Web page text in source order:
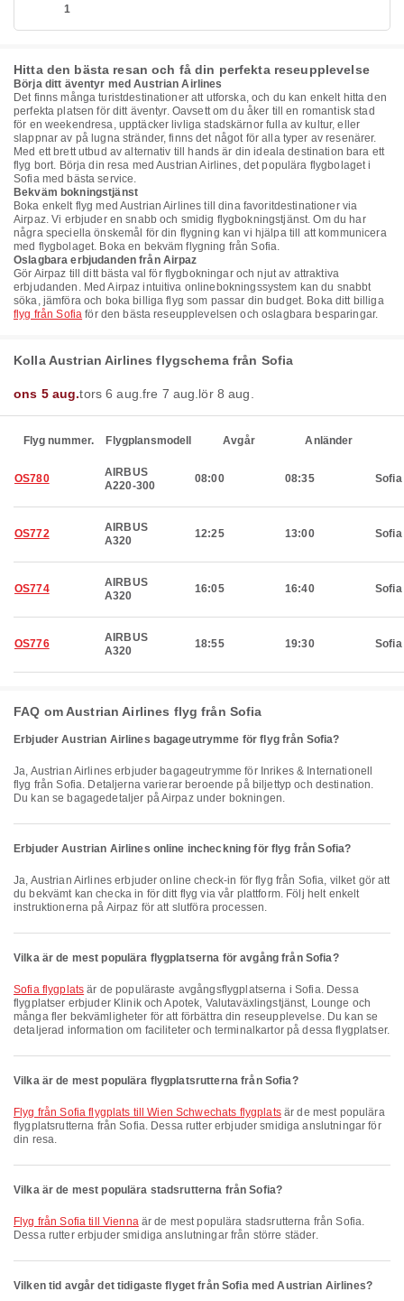
1
Hitta den bästa resan och få din perfekta reseupplevelse
Börja ditt äventyr med Austrian Airlines
Det finns många turistdestinationer att utforska, och du kan enkelt hitta den
perfekta platsen för ditt äventyr. Oavsett om du åker till en romantisk stad
för en weekendresa, upptäcker livliga stadskärnor fulla av kultur, eller
slappnar av på lugna stränder, finns det något för alla typer av resenärer.
Med ett brett utbud av alternativ till hands är din ideala destination bara ett
flyg bort. Börja din resa med Austrian Airlines, det populära flygbolaget i
Sofia med bästa service.
Bekväm bokningstjänst
Boka enkelt flyg med Austrian Airlines till dina favoritdestinationer via
Airpaz. Vi erbjuder en snabb och smidig flygbokningstjänst. Om du har
några speciella önskemål för din flygning kan vi hjälpa till att kommunicera
med flygbolaget. Boka en bekväm flygning från Sofia.
Oslagbara erbjudanden från Airpaz
Gör Airpaz till ditt bästa val för flygbokningar och njut av attraktiva
erbjudanden. Med Airpaz intuitiva onlinebokningssystem kan du snabbt
söka, jämföra och boka billiga flyg som passar din budget. Boka ditt billiga
flyg från Sofia för den bästa reseupplevelsen och oslagbara besparingar.
Kolla Austrian Airlines flygschema från Sofia
ons 5 aug.tors 6 aug. fre 7 aug. lör 8 aug.
Flyg nummer. Flygplansmodell Avgår Anländer
OS780
AIRBUS
A220-300
08:00 08:35 Sofia
OS772
AIRBUS
A320
12:25 13:00 Sofia
OS774
AIRBUS
A320
16:05 16:40 Sofia
OS776
AIRBUS
A320
18:55 19:30 Sofia
FAQ om Austrian Airlines flyg från Sofia
Erbjuder Austrian Airlines bagageutrymme för flyg från Sofia?
Ja, Austrian Airlines erbjuder bagageutrymme för Inrikes & Internationell
flyg från Sofia. Detaljerna varierar beroende på biljettyp och destination.
Du kan se bagagedetaljer på Airpaz under bokningen.
Erbjuder Austrian Airlines online incheckning för flyg från Sofia?
Ja, Austrian Airlines erbjuder online check-in för flyg från Sofia, vilket gör att
du bekvämt kan checka in för ditt flyg via vår plattform. Följ helt enkelt
instruktionerna på Airpaz för att slutföra processen.
Vilka är de mest populära flygplatserna för avgång från Sofia?
Sofia flygplats är de populäraste avgångsflygplatserna i Sofia. Dessa
flygplatser erbjuder Klinik och Apotek, Valutaväxlingstjänst, Lounge och
många fler bekvämligheter för att förbättra din reseupplevelse. Du kan se
detaljerad information om faciliteter och terminalkartor på dessa flygplatser.
Vilka är de mest populära flygplatsrutterna från Sofia?
Flyg från Sofia flygplats till Wien Schwechats flygplatsär de mest populära
flygplatsrutterna från Sofia. Dessa rutter erbjuder smidiga anslutningar för
din resa.
Vilka är de mest populära stadsrutterna från Sofia?
flyg från Sofia till Viennaär de mest populära stadsrutterna från Sofia.
Dessa rutter erbjuder smidiga anslutningar från större städer.
Vilken tid avgår det tidigaste flyget från Sofia med Austrian Airlines?